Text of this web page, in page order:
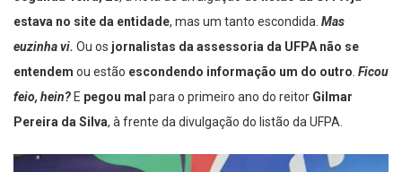
estava no site da entidade, mas um tanto escondida. Mas
euzinha vi. Ou os jornalistas da assessoria da UFPA não se
entendem ou estão escondendo informação um do outro Ficou
feio, hein?E pegou mal para o primeiro ano do reitor Gilmar
Pereira da Silva, à frente da divulgação do listão da UFPA.